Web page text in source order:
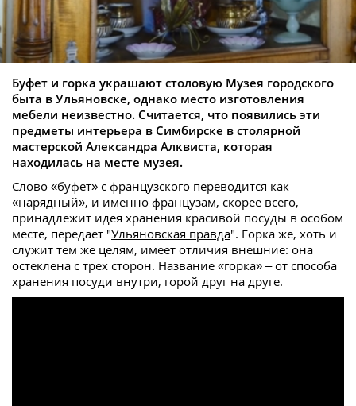
Буфет и горка украшают столовую Музея городского
быта в Ульяновске, однако место изготовления
мебели неизвестно. Считается, что появились эти
предметы интерьера в Симбирске в столярной
мастерской Александра Алквиста, которая
находилась на месте музея.
Слово «буфет» с французского переводится как
«нарядный», и именно французам, скорее всего,
принадлежит идея хранения красивой посуды в особом
месте, передает "Ульяновская правда". Горка же, хоть и
служит тем же целям, имеет отличия внешние: она
остеклена с трех сторон. Название «горка» – от способа
хранения посуди внутри, горой друг на друге.